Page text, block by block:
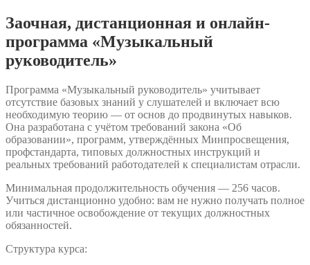
Заочная, дистанционная и онлайн-
программа «Музыкальный
руководитель»
Программа «Музыкальный руководитель» учитывает
отсутствие базовых знаний у слушателей и включает всю
необходимую теорию — от основ до продвинутых навыков.
Она разработана с учётом требований закона «Об
образовании», программ, утверждённых Минпросвещения,
профстандарта, типовых должностных инструкций и
реальных требований работодателей к специалистам отрасли.
Минимальная продолжительность обучения — 256 часов.
Учиться дистанционно удобно: вам не нужно получать полное
или частичное освобождение от текущих должностных
обязанностей.
Структура курса: